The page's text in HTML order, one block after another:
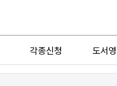
각종신청 도서